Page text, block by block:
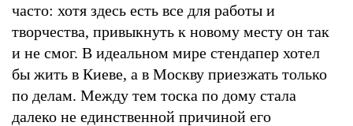
часто: хотя здесь есть все для работы и
творчества, привыкнуть к новому месту он так
и не смог. В идеальном мире стендапер хотел
бы жить в Киеве, а в Москву приезжать только
по делам. Между тем тоска по дому стала
далеко не единственной причиной его